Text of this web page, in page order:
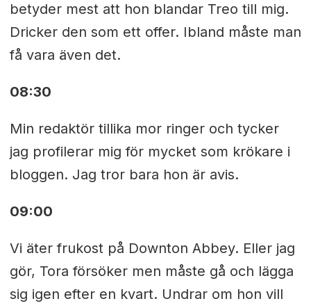
betyder mest att hon blandar Treo till mig.
Dricker den som ett offer. Ibland måste man
få vara även det.
08:30
Min redaktör tillika mor ringer och tycker
jag profilerar mig för mycket som krökare i
bloggen. Jag tror bara hon är avis.
09:00
Vi äter frukost på Downton Abbey. Eller jag
gör, Tora försöker men måste gå och lägga
sig igen efter en kvart. Undrar om hon vill